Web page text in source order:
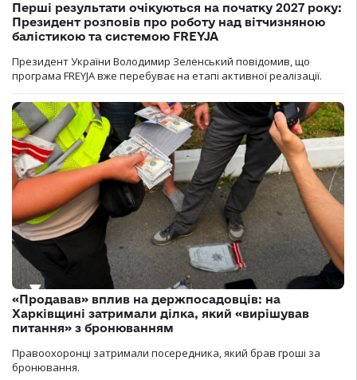
Перші результати очікуються на початку 2027 року:
Президент розповів про роботу над вітчизняною
балістикою та системою FREYJA
Президент України Володимир Зеленський повідомив, що
програма FREYJA вже перебуває на етапі активної реалізації.
«Продавав» вплив на держпосадовців: на
Харківщині затримали ділка, який «вирішував
питання» з бронюванням
Правоохоронці затримали посередника, який брав гроші за
бронювання.